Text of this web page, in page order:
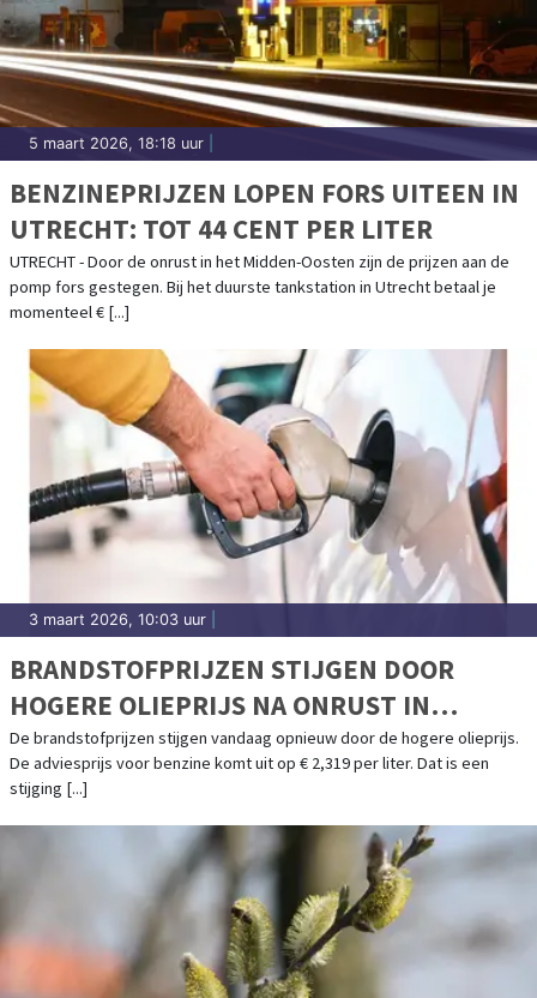
5 maart 2026, 18:18 uur
BENZINEPRIJZEN LOPEN FORS UITEEN IN
UTRECHT: TOT 44 CENT PER LITER
UTRECHT - Door de onrust in het Midden-Oosten zijn de prijzen aan de
pomp fors gestegen. Bij het duurste tankstation in Utrecht betaal je
momenteel € [...]
3 maart 2026, 10:03 uur
BRANDSTOFPRIJZEN STIJGEN DOOR
HOGERE OLIEPRIJS NA ONRUST IN
MIDDEN-OOSTEN
De brandstofprijzen stijgen vandaag opnieuw door de hogere olieprijs.
De adviesprijs voor benzine komt uit op € 2,319 per liter. Dat is een
stijging [...]